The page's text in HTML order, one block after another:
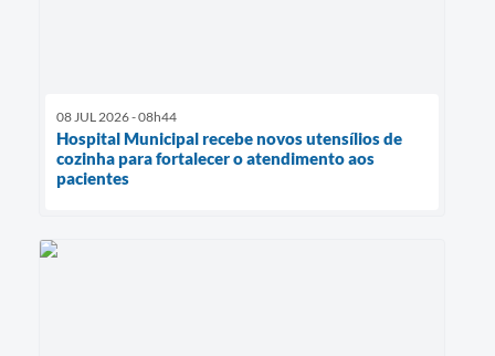
08 JUL 2026 - 08h44
Hospital Municipal recebe novos utensílios de
cozinha para fortalecer o atendimento aos
pacientes